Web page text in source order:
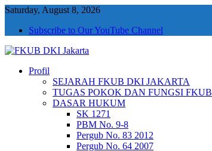
Saturday, August 8, 2026
Subscribe to Our YouTube Channel
FKUB DKI Jakarta
Jakarta Aman, Jakarta Damai dan Rukun
Profil
SEJARAH FKUB DKI JAKARTA
TUGAS POKOK DAN FUNGSI FKUB
DASAR HUKUM
SK 1271
PBM No. 9-8
Pergub No. 83 2012
Pergub No. 64 2007